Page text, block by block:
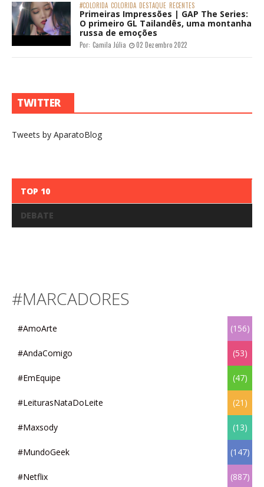
#COLORIDA COLORIDA DESTAQUE RECENTES
Primeiras Impressões | GAP The Series:
O primeiro GL Tailandês, uma montanha
russa de emoções
Por: Camila Júlia 02 Dezembro 2022
TWITTER
Tweets by AparatoBlog
TOP 10
DEBATE
#MARCADORES
#AmoArte (156)
#AndaComigo (53)
#EmEquipe (47)
#LeiturasNataDoLeite (21)
#Maxsody (13)
#MundoGeek (147)
#Netflix (887)